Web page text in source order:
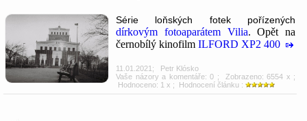
Série loňských fotek pořízených
dírkovým fotoaparátem Vilia. Opět na
černobílý kinofilm ILFORD XP2 400
11.01.2021 ; Petr Klósko
Vaše názory a komentáře: 0 ; Zobrazeno: 6554 x ;
Hodnoceno: 1 x ; Hodnocení článku :